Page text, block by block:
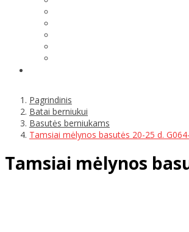
Pagrindinis
Batai berniukui
Basutės berniukams
Tamsiai mėlynos basutės 20-25 d.
Tamsiai mėlynos